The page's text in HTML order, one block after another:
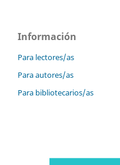
Información
Para lectores/as
Para autores/as
Para bibliotecarios/as